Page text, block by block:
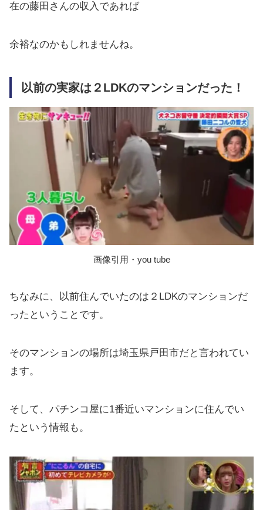
在の藤田さんの収入であれば
余裕なのかもしれませんね。
以前の実家は２LDKのマンションだった！
画像引用・you tube
ちなみに、以前住んでいたのは２LDKのマンションだ
ったということです。
そのマンションの場所は埼玉県戸田市だと言われてい
ます。
そして、パチンコ屋に1番近いマンションに住んでい
たという情報も。